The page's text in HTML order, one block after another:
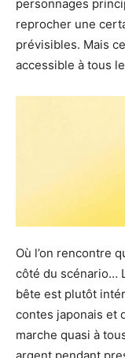
personnages
reprocher une
prévisibles. Mais
accessible à tous
Où l’on rencontre
côté du scénario…
bête est plutôt
contes japonais et
marche quasi à